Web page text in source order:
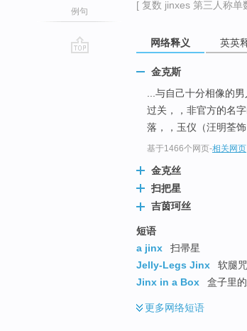
例句
[ 复数 jinxes 第三人称
网络释义 英英
金克斯
...与自己十分相像的
过关，，非官方的名字
落，，玉仪（汪明荃
基于1466个网页-相关网页
金克丝
扫把星
吉茵珂丝
短语
a jinx
扫帚星
Jelly-Legs Jinx
软腿
Jinx in a Box
盒子里
更多网络短语